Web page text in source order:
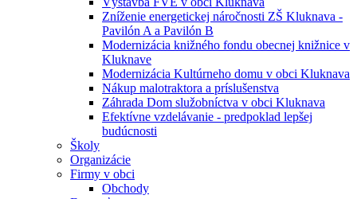
Zníženie energetickej náročnosti ZŠ Kluknava -
Pavilón A a Pavilón B
Modernizácia knižného fondu obecnej knižnice v
Kluknave
Modernizácia Kultúrneho domu v obci Kluknava
Nákup malotraktora a príslušenstva
Záhrada Dom služobníctva v obci Kluknava
Efektívne vzdelávanie - predpoklad lepšej
budúcnosti
Školy
Organizácie
Firmy v obci
Obchody